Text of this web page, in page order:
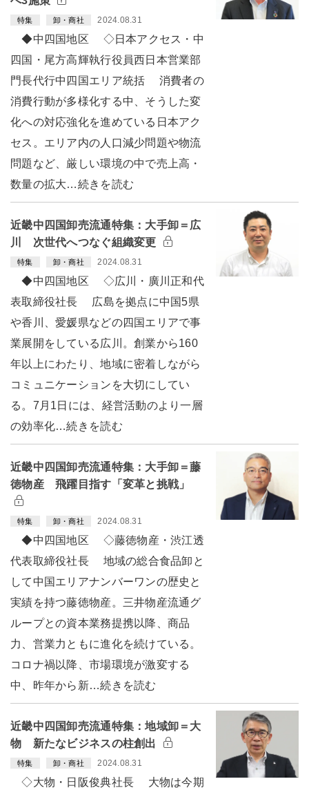
特集 卸・商社 2024.08.31
◆中四国地区 ◇日本アクセス・中
四国・尾方高輝執行役員西日本営業部
門長代行中四国エリア統括 消費者の
消費行動が多様化する中、そうした変
化への対応強化を進めている日本アク
セス。エリア内の人口減少問題や物流
問題など、厳しい環境の中で売上高・
数量の拡大…続きを読む
近畿中四国卸売流通特集：大手卸＝広
川 次世代へつなぐ組織変更
特集 卸・商社 2024.08.31
◆中四国地区 ◇広川・廣川正和代
表取締役社長 広島を拠点に中国5県
や香川、愛媛県などの四国エリアで事
業展開をしている広川。創業から160
年以上にわたり、地域に密着しながら
コミュニケーションを大切にしてい
る。7月1日には、経営活動のより一層
の効率化…続きを読む
近畿中四国卸売流通特集：大手卸＝藤
徳物産 飛躍目指す「変革と挑戦」
特集 卸・商社 2024.08.31
◆中四国地区 ◇藤徳物産・渋江透
代表取締役社長 地域の総合食品卸と
して中国エリアナンバーワンの歴史と
実績を持つ藤徳物産。三井物産流通グ
ループとの資本業務提携以降、商品
力、営業力ともに進化を続けている。
コロナ禍以降、市場環境が激変する
中、昨年から新…続きを読む
近畿中四国卸売流通特集：地域卸＝大
物 新たなビジネスの柱創出
特集 卸・商社 2024.08.31
◇大物・日阪俊典社長 大物は今期